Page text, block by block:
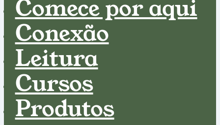
Comece por aqui
Conexão
Leitura
Cursos
Produtos